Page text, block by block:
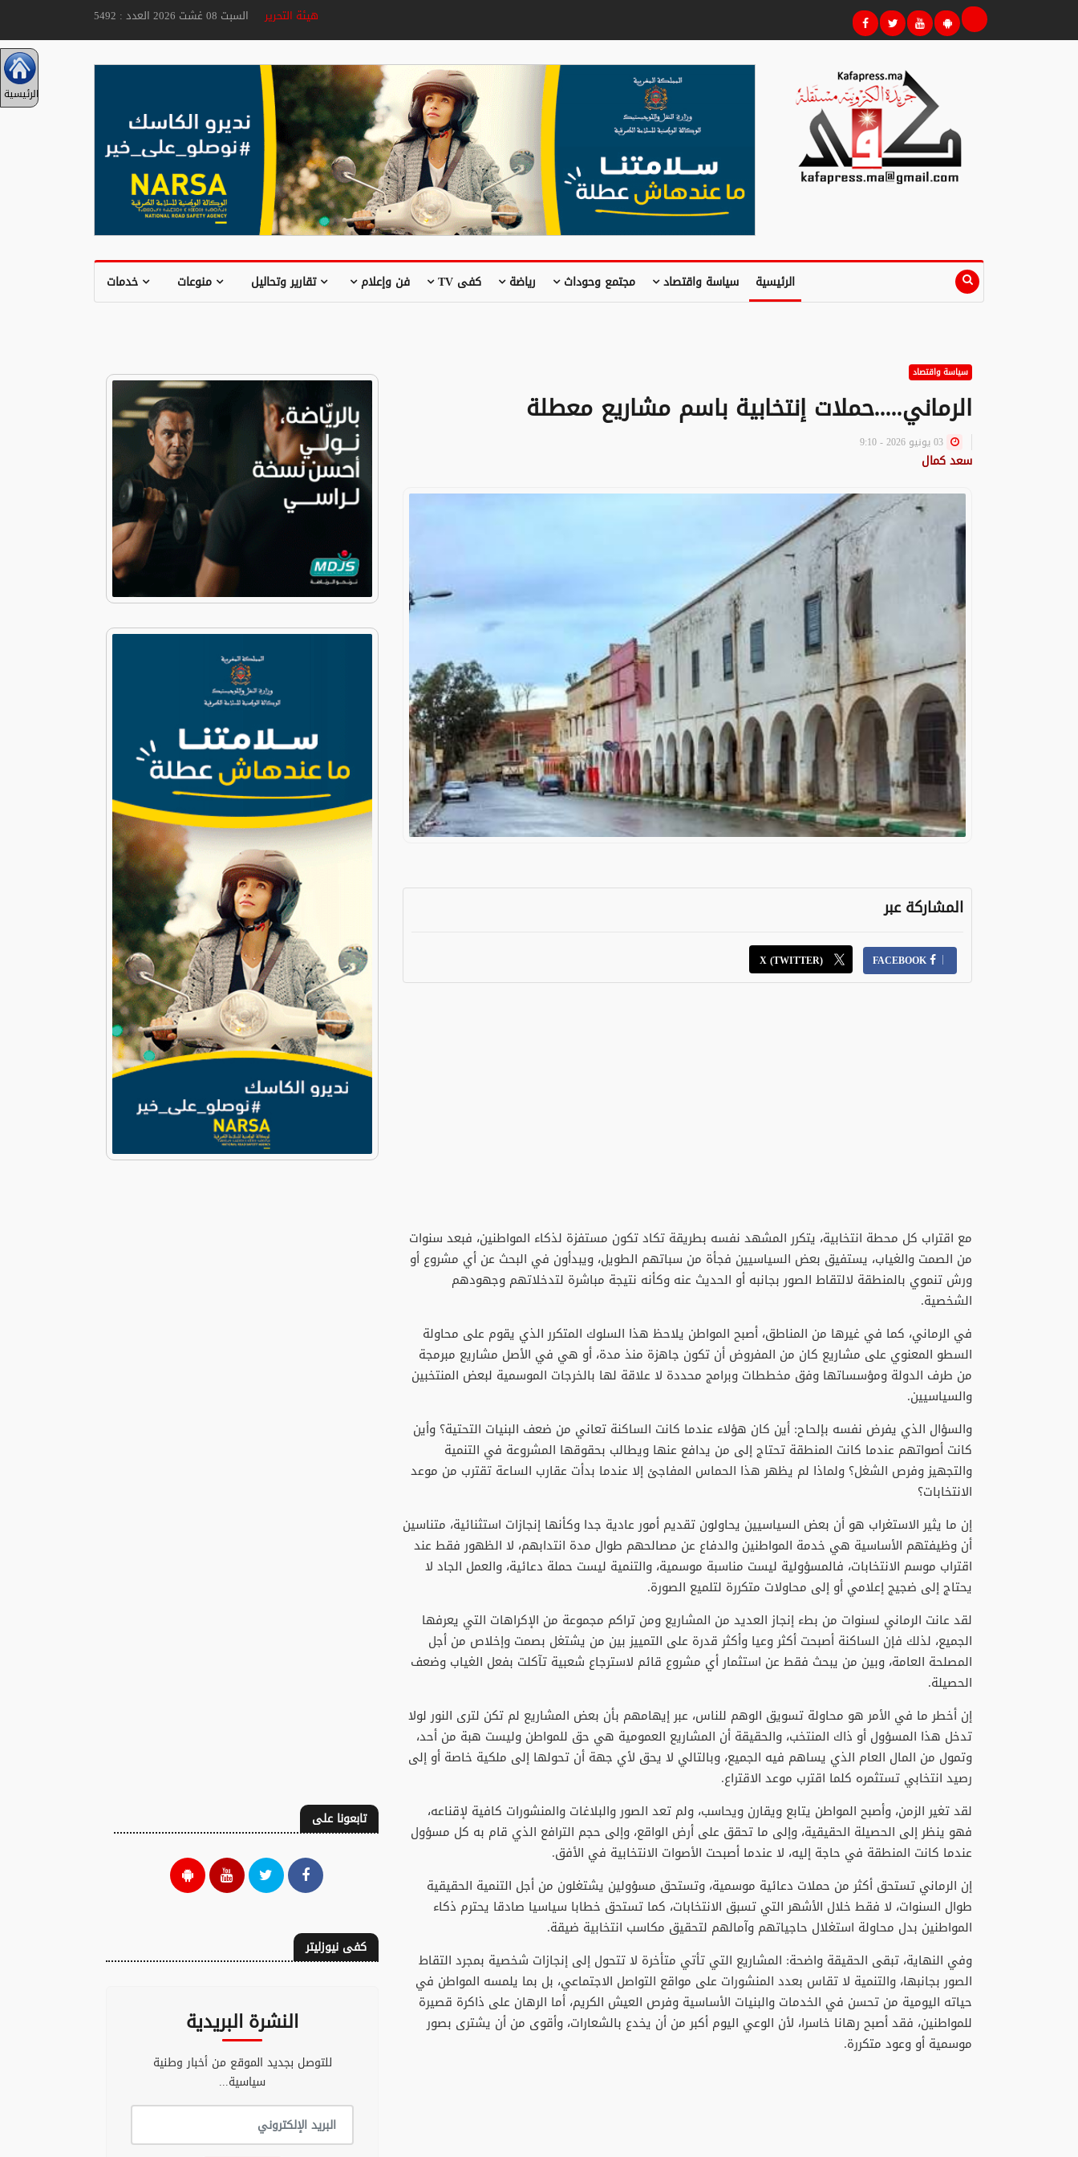
هيئة التحريرالسبت 08 غشت 2026 العدد : 5492
الرئيسية سياسة واقتصاد مجتمع وحوداث رياضة كفى TV فن وإعلام تقارير وتحاليل منوعات خدمات
الرئيسية
سياسة واقتصاد
الرماني.....حملات إنتخابية باسم مشاريع معطلة
سعد كمال
المشاركة عبر
FACEBOOK
X (TWITTER)
مع اقتراب كل محطة انتخابية، يتكرر المشهد نفسه بطريقة تكاد تكون مستفزة لذكاء المواطنين، فبعد سنوات
من الصمت والغياب، يستفيق بعض السياسيين فجأة من سباتهم الطويل، ويبدأون في البحث عن أي مشروع أو
ورش تنموي بالمنطقة لالتقاط الصور بجانبه أو الحديث عنه وكأنه نتيجة مباشرة لتدخلاتهم وجهودهم
الشخصية.
في الرماني، كما في غيرها من المناطق، أصبح المواطن يلاحظ هذا السلوك المتكرر الذي يقوم على محاولة
السطو المعنوي على مشاريع كان من المفروض أن تكون جاهزة منذ مدة، أو هي في الأصل مشاريع مبرمجة
من طرف الدولة ومؤسساتها وفق مخططات وبرامج محددة لا علاقة لها بالخرجات الموسمية لبعض المنتخبين
والسياسيين.
والسؤال الذي يفرض نفسه بإلحاح: أين كان هؤلاء عندما كانت الساكنة تعاني من ضعف البنيات التحتية؟ وأين
كانت أصواتهم عندما كانت المنطقة تحتاج إلى من يدافع عنها ويطالب بحقوقها المشروعة في التنمية
والتجهيز وفرص الشغل؟ ولماذا لم يظهر هذا الحماس المفاجئ إلا عندما بدأت عقارب الساعة تقترب من موعد
الانتخابات؟
إن ما يثير الاستغراب هو أن بعض السياسيين يحاولون تقديم أمور عادية جدا وكأنها إنجازات استثنائية، متناسين
أن وظيفتهم الأساسية هي خدمة المواطنين والدفاع عن مصالحهم طوال مدة انتدابهم، لا الظهور فقط عند
اقتراب موسم الانتخابات، فالمسؤولية ليست مناسبة موسمية، والتنمية ليست حملة دعائية، والعمل الجاد لا
يحتاج إلى ضجيج إعلامي أو إلى محاولات متكررة لتلميع الصورة.
لقد عانت الرماني لسنوات من بطء إنجاز العديد من المشاريع ومن تراكم مجموعة من الإكراهات التي يعرفها
الجميع، لذلك فإن الساكنة أصبحت أكثر وعيا وأكثر قدرة على التمييز بين من يشتغل بصمت وإخلاص من أجل
المصلحة العامة، وبين من يبحث فقط عن استثمار أي مشروع قائم لاسترجاع شعبية تآكلت بفعل الغياب وضعف
الحصيلة.
إن أخطر ما في الأمر هو محاولة تسويق الوهم للناس، عبر إيهامهم بأن بعض المشاريع لم تكن لترى النور لولا
تدخل هذا المسؤول أو ذاك المنتخب، والحقيقة أن المشاريع العمومية هي حق للمواطن وليست هبة من أحد،
وتمول من المال العام الذي يساهم فيه الجميع، وبالتالي لا يحق لأي جهة أن تحولها إلى ملكية خاصة أو إلى
رصيد انتخابي تستثمره كلما اقترب موعد الاقتراع.
لقد تغير الزمن، وأصبح المواطن يتابع ويقارن ويحاسب، ولم تعد الصور والبلاغات والمنشورات كافية لإقناعه،
فهو ينظر إلى الحصيلة الحقيقية، وإلى ما تحقق على أرض الواقع، وإلى حجم الترافع الذي قام به كل مسؤول
عندما كانت المنطقة في حاجة إليه، لا عندما أصبحت الأصوات الانتخابية في الأفق.
إن الرماني تستحق أكثر من حملات دعائية موسمية، وتستحق مسؤولين يشتغلون من أجل التنمية الحقيقية
طوال السنوات، لا فقط خلال الأشهر التي تسبق الانتخابات، كما تستحق خطابا سياسيا صادقا يحترم ذكاء
المواطنين بدل محاولة استغلال حاجياتهم وآمالهم لتحقيق مكاسب انتخابية ضيقة.
وفي النهاية، تبقى الحقيقة واضحة: المشاريع التي تأتي متأخرة لا تتحول إلى إنجازات شخصية بمجرد التقاط
الصور بجانبها، والتنمية لا تقاس بعدد المنشورات على مواقع التواصل الاجتماعي، بل بما يلمسه المواطن في
حياته اليومية من تحسن في الخدمات والبنيات الأساسية وفرص العيش الكريم، أما الرهان على ذاكرة قصيرة
للمواطنين، فقد أصبح رهانا خاسرا، لأن الوعي اليوم أكبر من أن يخدع بالشعارات، وأقوى من أن يشترى بصور
موسمية أو وعود متكررة.
تابعونا على
كفى نيوزليتر
النشرة البريدية
للتوصل بجديد الموقع من أخبار وطنية
سياسية...